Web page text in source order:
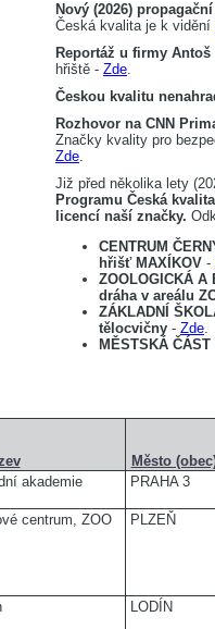
Nový (2026)
Česká kvalita je k vidění
Reportáž u firmy Antoš
hřiště - Zde.
Českou kvalitu
Rozhovor na CNN
Značky kvality pro
Zde.
Již před několika lety
Programu Česká
licencí naší značky.
CENTRUM
hřišť MAXÍKOV -
ZOOLOGICKÁ A
dráha v areálu
ZÁKLADNÍ
tělocvičny - Zde.
MĚSTSKÁ ČÁST
Město
akademie
PRAHA 3
centrum, ZOO
PLZEŇ
LODÍN